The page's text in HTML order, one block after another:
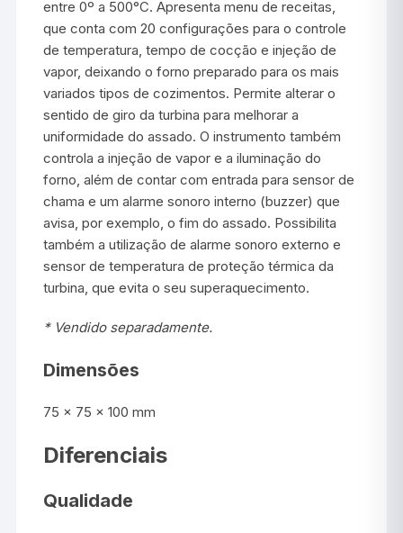
entre 0º a 500°C. Apresenta menu de receitas,
que conta com 20 configurações para o controle
de temperatura, tempo de cocção e injeção de
vapor, deixando o forno preparado para os mais
variados tipos de cozimentos. Permite alterar o
sentido de giro da turbina para melhorar a
uniformidade do assado. O instrumento também
controla a injeção de vapor e a iluminação do
forno, além de contar com entrada para sensor de
chama e um alarme sonoro interno (buzzer) que
avisa, por exemplo, o fim do assado. Possibilita
também a utilização de alarme sonoro externo e
sensor de temperatura de proteção térmica da
turbina, que evita o seu superaquecimento.
* Vendido separadamente.
Dimensões
75 x 75 x 100 mm
Diferenciais
Qualidade